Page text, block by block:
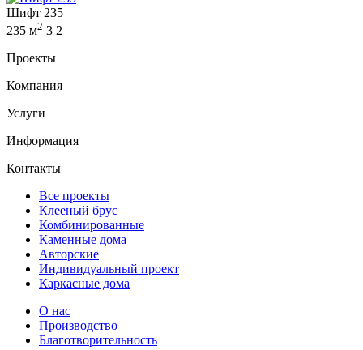
Шифт 235
235 м2 3 2
Проекты
Компания
Услуги
Информация
Контакты
Все проекты
Клееный брус
Комбинированные
Каменные дома
Авторские
Индивидуальный проект
Каркасные дома
О нас
Производство
Благотворительность